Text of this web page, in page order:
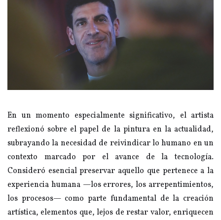
En un momento especialmente significativo, el artista
reflexionó sobre el papel de la pintura en la actualidad,
subrayando la necesidad de reivindicar lo humano en un
contexto marcado por el avance de la tecnología.
Consideró esencial preservar aquello que pertenece a la
experiencia humana —los errores, los arrepentimientos,
los procesos— como parte fundamental de la creación
artística, elementos que, lejos de restar valor, enriquecen